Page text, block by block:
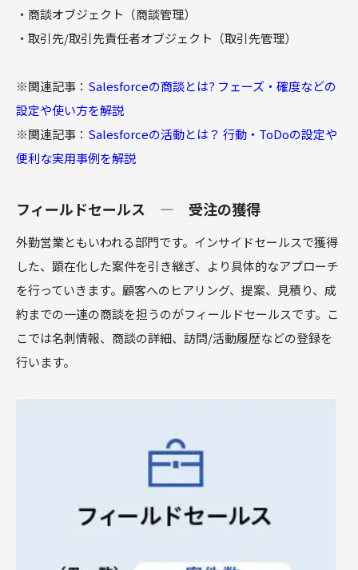
・商談オブジェクト（商談管理）
・取引先/取引先責任者オブジェクト（取引先管理）
※関連記事： Salesforceの商談とは? フェーズ・確度などの
設定や使い方を解説
※関連記事： Salesforceの活動とは？ 行動・ToDoの設定や
便利な実用事例を解説
フィールドセールス ― 受注の獲得
外勤営業ともいわれる部門です。インサイドセールスで獲得
した、顕在化した案件を引き継ぎ、より具体的なアプローチ
を行っていきます。顧客へのヒアリング、提案、見積り、成
約までの一連の商談を担うのがフィールドセールスです。こ
こでは名刺情報、商談の詳細、訪問/活動履歴などの登録を
行います。